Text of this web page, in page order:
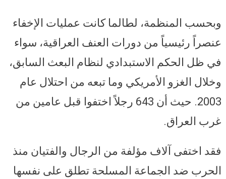
وبحسب المنظمة، لطالما كانت عمليات الإخفاء
عنصراً رئيسياً من دورات العنف العراقية، سواء
في ظل الحكم الاستبدادي لنظام البعث السابق،
وخلال الغزو الأمريكي وما تبعه من احتلال عام
2003. حيث أن 643 رجلاً اختفوا قبل عامين من
غرب العراق.
فقد اختفى آلاف مؤلفة من الرجال والفتيان منذ
الحرب ضد الجماعة المسلحة تطلق على نفسها